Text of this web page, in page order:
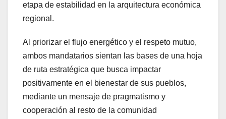
etapa de estabilidad en la arquitectura económica
regional.
Al priorizar el flujo energético y el respeto mutuo,
ambos mandatarios sientan las bases de una hoja
de ruta estratégica que busca impactar
positivamente en el bienestar de sus pueblos,
mediante un mensaje de pragmatismo y
cooperación al resto de la comunidad